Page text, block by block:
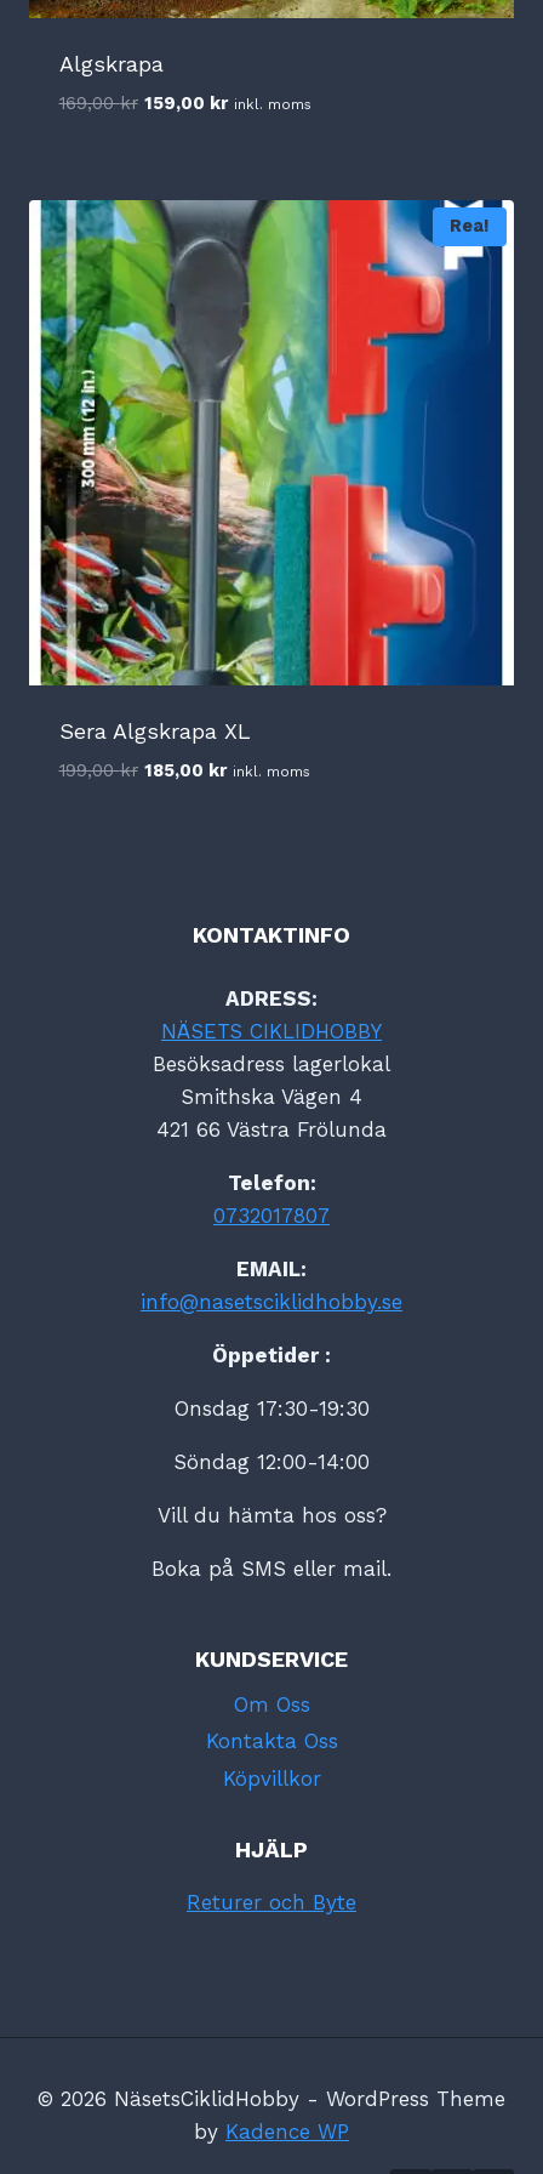
Algskrapa
169,00kr Det
169,00 kr.
159,00 krDet
159,00 kr.
inkl. moms
Rea!
Sera Algskrapa XL
199,00kr Det
185,00 krDet
inkl. moms
KONTAKTINFO
ADRESS:
NÄSETS CIKLIDHOBBY
Besöksadress lagerlokal
Smithska Vägen 4
421 66 Västra Frölunda
Telefon:
0732017807
EMAIL:
info@nasetsciklidhobby.se
Öppetider :
Onsdag 17:30-19:30
Söndag 12:00-14:00
Vill du hämta hos oss?
Boka på SMS eller mail.
KUNDSERVICE
Om Oss
Kontakta Oss
Köpvillkor
HJÄLP
Returer och Byte
© 2026 NäsetsCiklidHobby - WordPress Theme
by Kadence WP